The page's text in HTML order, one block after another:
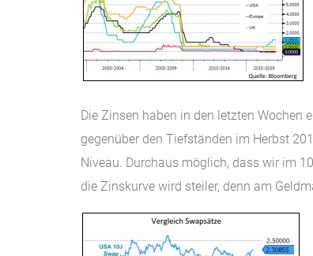
Die Zinsen haben in den letzten Wochen
gegenüber den Tiefständen im Herbst
Niveau. Durchaus möglich, dass wir im
die Zinskurve wird steiler, denn am